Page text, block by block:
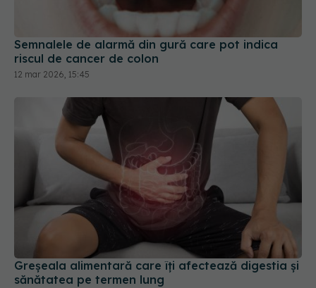
Semnalele de alarmă din gură care pot indica
riscul de cancer de colon
12 mar 2026, 15:45
Greșeala alimentară care îți afectează digestia și
sănătatea pe termen lung